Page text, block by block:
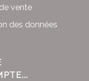
vente
des données